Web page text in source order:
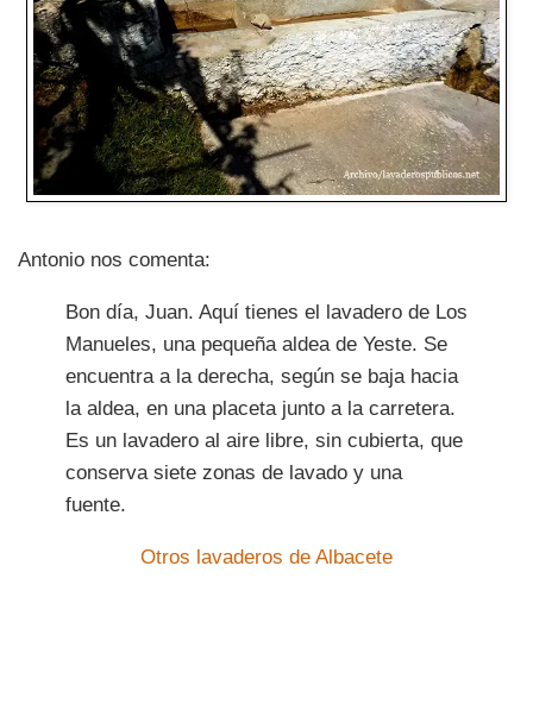
Antonio nos comenta:
Bon día, Juan. Aquí tienes el lavadero de Los
Manueles, una pequeña aldea de Yeste. Se
encuentra a la derecha, según se baja hacia
la aldea, en una placeta junto a la carretera.
Es un lavadero al aire libre, sin cubierta, que
conserva siete zonas de lavado y una
fuente.
Otros lavaderos de Albacete